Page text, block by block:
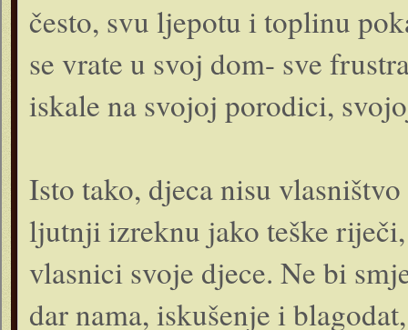
često, svu ljepotu i toplinu
se vrate u svoj dom- sve
iskale na svojoj porodici,
Isto tako, djeca nisu
ljutnji izreknu jako teške
vlasnici svoje djece. Ne bi
dar nama, iskušenje i